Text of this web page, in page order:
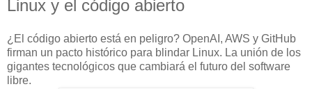
Linux y el código abierto
¿El código abierto está en peligro? OpenAI, AWS y GitHub
firman un pacto histórico para blindar Linux. La unión de los
gigantes tecnológicos que cambiará el futuro del software
libre.